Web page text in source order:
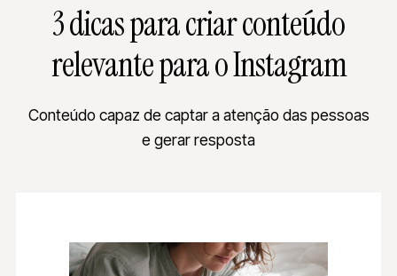
3 dicas para criar conteúdo
relevante para o Instagram
Conteúdo capaz de captar a atenção das pessoas
e gerar resposta